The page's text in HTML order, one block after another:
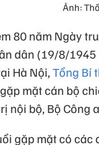
Ảnh:
80 năm Ngày
dân (19/8/
Hà Nội,Tổng Bí
mặt cán bộ
nội bộ, Bộ Công
gặp mặt có các